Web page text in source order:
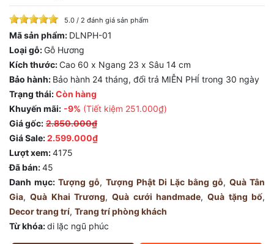
5.0 / 2 đánh giá sản phẩm
Mã sản phẩm: DLNPH-01
Loại gỗ:Gỗ Hương
Kích thước:Cao 60 x Ngang 23 x Sâu 14 cm
Bảo hành: Bảo hành 24 tháng, đổi trả MIỄN PHÍ trong 30 ngày
Trạng thái:Còn hàng
Khuyến mãi: -9% (Tiết kiệm 251.000₫)
Giá gốc: 2.850.000₫
Giá Sale:2.599.000₫
Lượt xem:4175
Đã bán:45
Danh mục: Tượng gỗ, Tượng Phật Di Lặc bằng gỗ, Quà Tân
Gia,Quà Khai Trương,Quà cưới handmade,Quà tặng bố,
Decor trang trí, Trang trí phòng khách
Từ khóa:di lặc ngũ phúc